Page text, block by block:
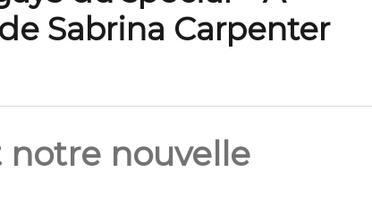
Sabrina Carpenter
notre nouvelle